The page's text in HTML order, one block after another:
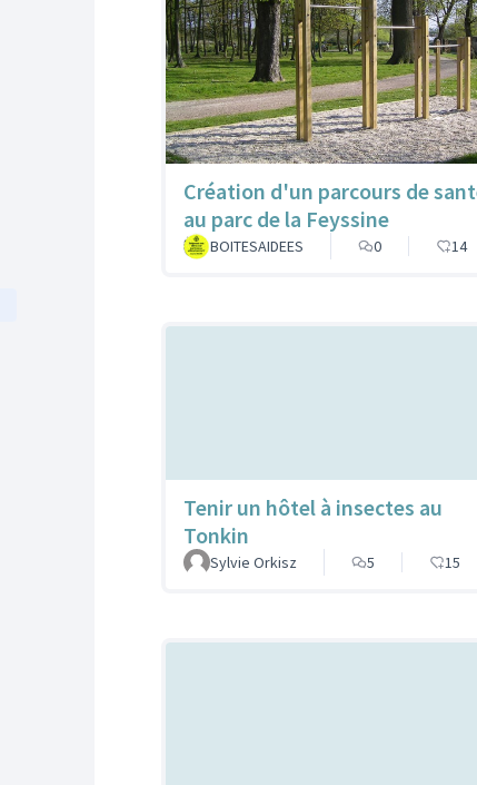
Création d'un parcours de
au parc de la Feyssine
BOITESAIDEES 0 14
Tenir un hôtel à insectes au
Tonkin
Sylvie Orkisz 5 15